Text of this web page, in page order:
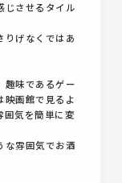
じさせるタイル
りげなくではあ
趣味であるゲー
映画館で見るよ
囲気を簡単に変
な雰囲気でお酒